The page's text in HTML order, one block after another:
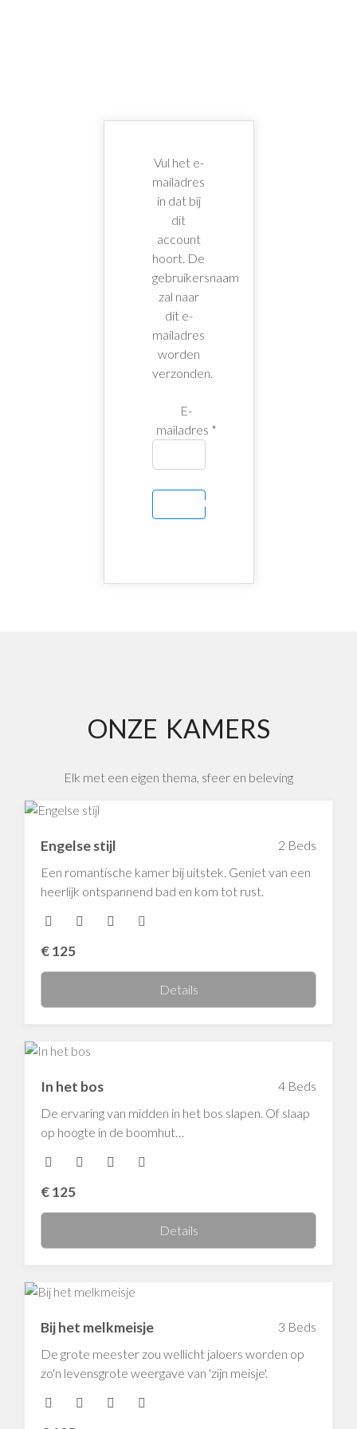
Vul het e-
mailadres
in dat bij
dit
account
hoort. De
gebruikersnaam
zal naar
dit e-
mailadres
worden
verzonden.
E-
mailadres *
VERSTUUR
ONZE KAMERS
Elk met een eigen thema, sfeer en beleving
Engelse stijl
2 Beds
Een romantische kamer bij uitstek. Geniet van een
heerlijk ontspannend bad en kom tot rust.
€125
Details
In het bos
4 Beds
De ervaring van midden in het bos slapen. Of slaap
op hoogte in de boomhut…
€125
Details
Bij het melkmeisje
3 Beds
De grote meester zou wellicht jaloers worden op
zo'n levensgrote weergave van 'zijn meisje'.